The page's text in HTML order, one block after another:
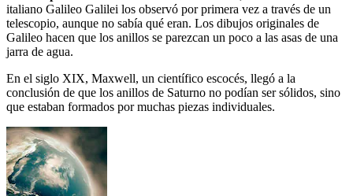
italiano Galileo Galilei los observó por primera vez a través de un
telescopio, aunque no sabía qué eran. Los dibujos originales de
Galileo hacen que los anillos se parezcan un poco a las asas de una
jarra de agua.
En el siglo XIX, Maxwell, un científico escocés, llegó a la
conclusión de que los anillos de Saturno no podían ser sólidos, sino
que estaban formados por muchas piezas individuales.